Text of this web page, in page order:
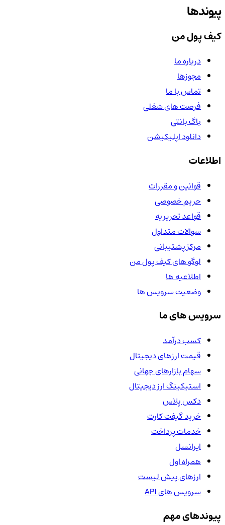
پیوندها
کیف پول من
درباره ما
مجوزها
تماس با ما
فرصت های شغلی
باگ بانتی
دانلود اپلیکیشن
اطلاعات
قوانین و مقررات
حریم خصوصی
قواعد تحریریه
سوالات متداول
مرکز پشتیبانی
لوگو های کیف پول من
اطلاعیه ها
وضعیت سرویس ها
سرویس های ما
کسب درآمد
قیمت ارزهای دیجیتال
سهام بازارهای جهانی
استیکینگ ارز دیجیتال
دکس پلاس
خرید گیفت کارت
خدمات پرداخت
ایرانسل
همراه اول
ارزهای پیش لیست
سرویس های API
پیوندهای مهم